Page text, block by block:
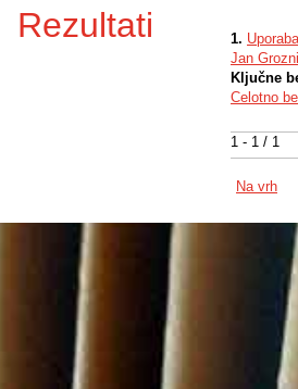
Rezultati
1 - 1 / 1
1.
Jan
Ključne
Celotno
Na vrh